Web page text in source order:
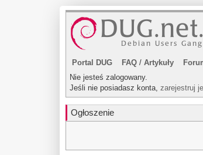
Portal DUG FAQ / Artykuły
Nie jesteś zalogowany.
Jeśli nie posiadasz konta, zarejestruj je
Ogłoszenie